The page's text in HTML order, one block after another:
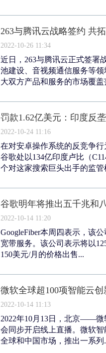
263与腾讯云战略签约 共
2022-10-26 11:34
近日，263与腾讯云正式签署
池建设、音视频通信服务等
大双方产品和服务的市场覆
罚款1.62亿美元：印度反
2022-10-24 11:16
在对安卓操作系统的反竞争
谷歌处以134亿印度卢比（
个对这家搜索巨头出手的监
谷歌明年将推出五千兆和
2022-10-14 11:20
GoogleFiber本周四表示，该
宽带服务。该公司表示将以
150美元/月的价格出售...
微软全球超100项智能云
2022-10-14 11:13
2022年10月13日，北京——微
会同步开启线上直播。微软
全球和中国市场，推出一系列